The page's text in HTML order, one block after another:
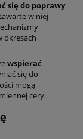
się do poprawy
w niej
okresach
wspierać
się do
mogą
cery.